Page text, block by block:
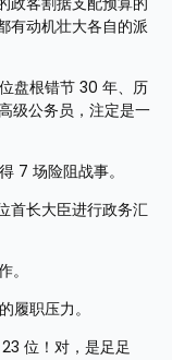
有动机壮大各自的派
盘根错节 30 年、历
级公务员，注定是一
7 场险阻战事。
首长大臣进行政务汇
。
履职压力。
位！对，是足足